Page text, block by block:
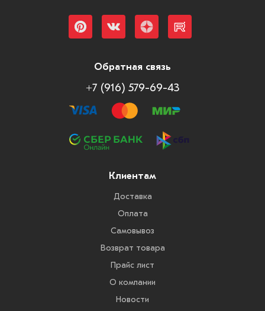
Обратная связь
+7 (916) 579-69-43
Клиентам
Доставка
Оплата
Самовывоз
Возврат товара
Прайс лист
О компании
Новости